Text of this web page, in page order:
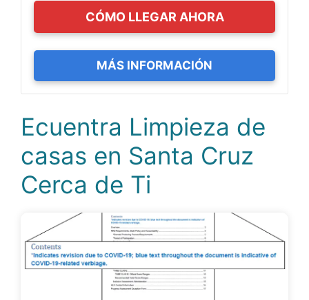
CÓMO LLEGAR AHORA
MÁS INFORMACIÓN
Ecuentra Limpieza de
casas en Santa Cruz
Cerca de Ti